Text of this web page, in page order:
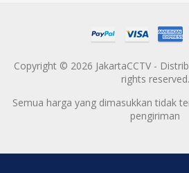
Copyright © 2026 JakartaCCTV -
rights reserved.
Semua harga yang dimasukkan tidak
pengiriman